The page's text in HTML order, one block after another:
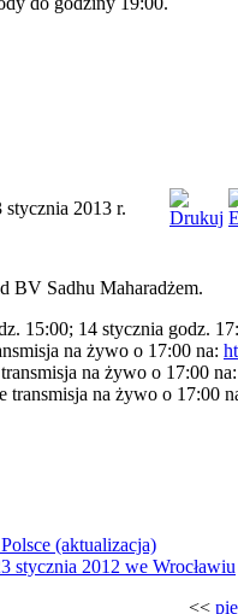
2013 r.
BV Sadhu Maharadżem.
15:00; 14 stycznia godz.
na żywo o 17:00 na:
na żywo o 17:00 na:
transmisja na żywo o 17:00
(aktualizacja)
stycznia 2012 we Wrocławiu
<<